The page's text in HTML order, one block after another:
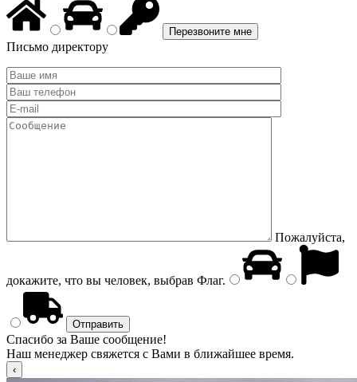
Письмо директору
Пожалуйста,
докажите, что вы человек, выбрав Флаг.
Спасибо за Ваше сообщение!
Наш менеджер свяжется с Вами в ближайшее время.